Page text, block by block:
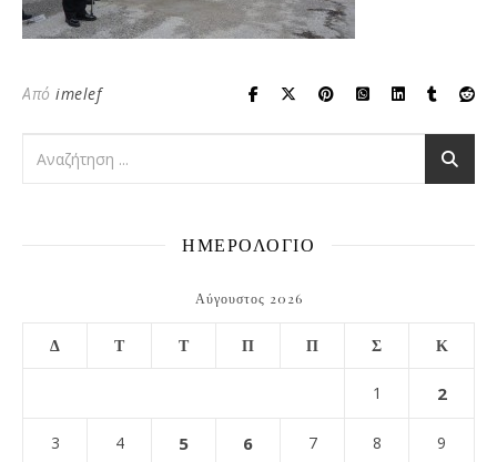
Από imelef
ΗΜΕΡΟΛΟΓΙΟ
Αύγουστος 2026
Δ Τ Τ Π Π Σ Κ
1 2
3 4 5 6 7 8 9